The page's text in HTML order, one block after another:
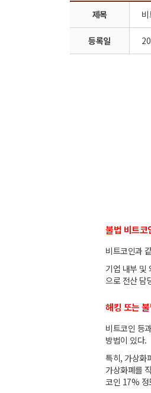
제목
등록일
불법 비트코
비트코인과
기업 내부 및
으로 전산 담
해킹 또는
비트코인 등
방법이 있다.
특히, 가상화
가상화폐를
코인 17% 정